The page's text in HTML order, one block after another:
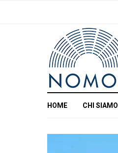
HOME CHI SIAMO